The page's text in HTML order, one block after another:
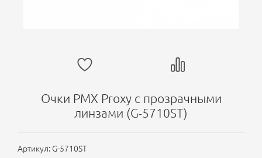
Очки PMX Proxy с прозрачными
линзами (G-5710ST)
Артикул: G-5710ST